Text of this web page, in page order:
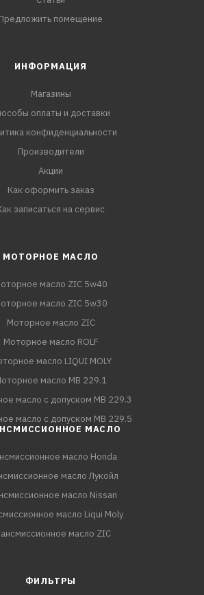
Предложить помещение
ИНФОРМАЦИЯ
Магазины
оплаты и доставки
конфиденциальности
Производители
Акции
Как оформить заказ
записаться на сервис
МОТОРНОЕ МАСЛО
масло ZIC 5w40
масло ZIC 5w30
Моторное масло ZIC
Моторное масло ROLF
масло LIQUI MOLY
масло MB 229.1
масло с допуском MB 229.3
масло с допуском MB 229.5
МАСЛО
масло Honda
масло Лукойл
масло Nissan
масло Liqui Moly
масло ZIC
ФИЛЬТРЫ